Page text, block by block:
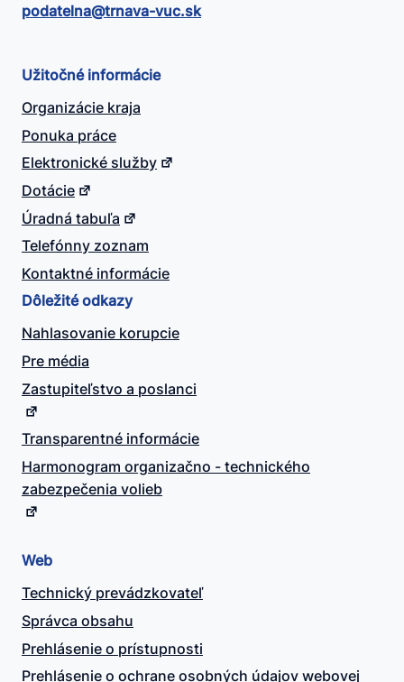
podatelna@​trnava-vuc.sk
Užitočné informácie
Organizácie kraja
Ponuka práce
Elektronické služby
Dotácie
Úradná tabuľa
Telefónny zoznam
Kontaktné informácie
Dôležité odkazy
Nahlasovanie korupcie
Pre média
Zastupiteľstvo a poslanci
Transparentné informácie
Harmonogram organizačno - technického
zabezpečenia volieb
Web
Technický prevádzkovateľ
Správca obsahu
Prehlásenie o prístupnosti
Prehlásenie o ochrane osobných údajov webovej